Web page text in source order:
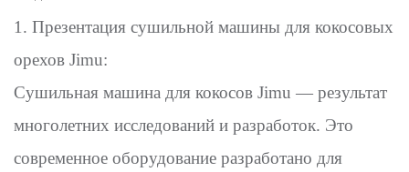
1. Презентация сушильной машины для кокосовых
орехов Jimu:
Сушильная машина для кокосов Jimu — результат
многолетних исследований и разработок. Это
современное оборудование разработано для